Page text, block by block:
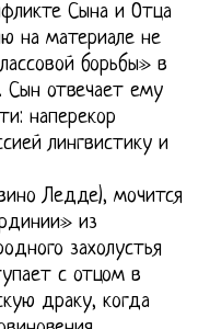
Сына и Отца
на материале не
борьбы» в
Сын отвечает ему
наперекор
лингвистику и
Ледде), мочится
из
захолустья
с отцом в
драку, когда